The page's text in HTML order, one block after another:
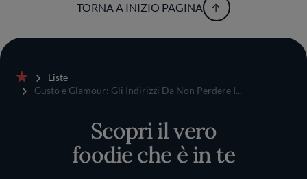
TORNA A INIZIO PAGINA
Home
Liste
Gusto e Glamour: Gli Indirizzi Da Non Perdere I...
Scopri il vero
foodie che è in te